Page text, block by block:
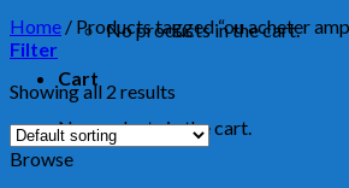
No products in the cart.
Cart
No products in the cart.
Home / Products tagged “ou acheter
Filter
Showing all 2 results
Browse